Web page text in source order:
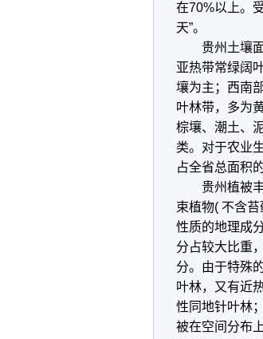
在70%以上。
天”。
贵州土壤面
亚热带常绿阔
壤为主；西南
叶林带，多为
棕壤、潮土、
类。对于农业
占全省总面积
贵州植被丰
束植物( 不含
性质的地理成
分占较大比重
分。由于特殊
叶林，又有近
性同地针叶林
被在空间分布